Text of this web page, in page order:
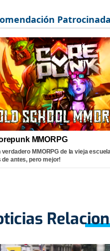
MMORPG
verdadero MMORPG de la vieja
de antes, pero mejor!